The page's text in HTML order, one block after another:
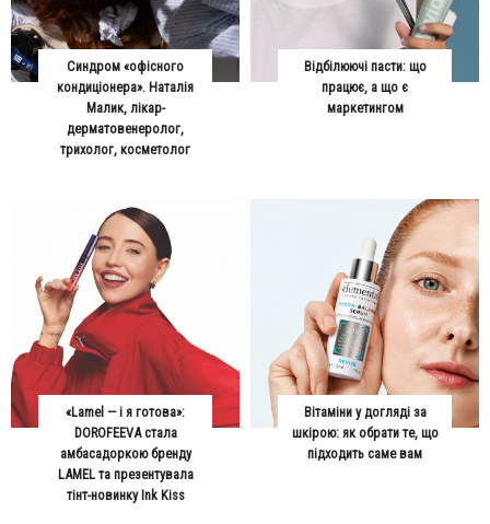
Синдром «офісного
кондиціонера». Наталія
Малик, лікар-
дерматовенеролог,
трихолог, косметолог
Відбілюючі пасти: що
працює, а що є
маркетингом
«Lamel — і я готова»:
DOROFEEVA стала
амбасадоркою бренду
LAMEL та презентувала
тінт-новинку Ink Kiss
Вітаміни у догляді за
шкірою: як обрати те, що
підходить саме вам